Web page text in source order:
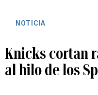
NOTICIA
Knicks cortan
al hilo de los